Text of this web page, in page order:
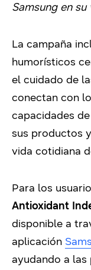
Samsung en
La campaña
humorísticos
el cuidado de
conectan con
capacidades
sus productos
vida cotidiana
Para los
Antioxidant
disponible a
aplicación
ayudando a las